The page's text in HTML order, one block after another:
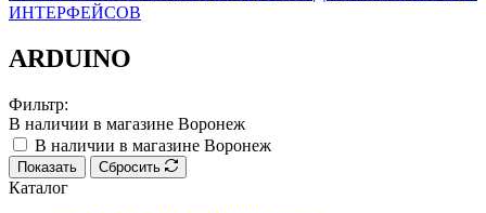
ИНТЕРФЕЙСОВ
ARDUINO
Фильтр:
В наличии в магазине Воронеж
В наличии в магазине Воронеж
Показать Сбросить
Каталог